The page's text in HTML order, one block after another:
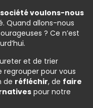
voulons-nous
Quand allons-nous
? Ce n’est
et de trier
pour vous
de réfléchir, de faire
pour notre